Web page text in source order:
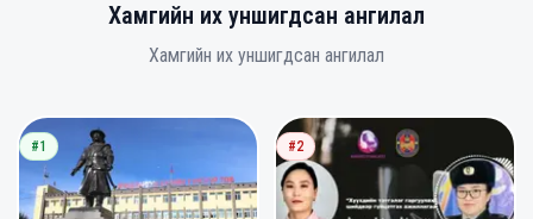
Хамгийн их уншигдсан ангилал
Хамгийн их уншигдсан ангилал
#1 #2